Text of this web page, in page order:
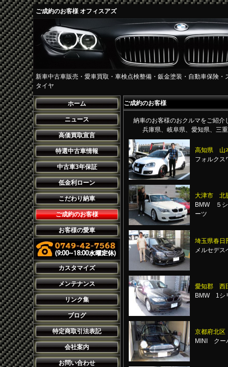
ご成約のお客様 オフィスアズ
新車中古車販売・愛車買取・車検点検整備・鈑金塗装・自動車保険
タイヤ
ホーム
ニュース
高価買取宣言
特選中古車情報
中古車3年保証
低金利ローン
こだわり納車
ご成約のお客様
お客様の愛車
カスタマイズ
メンテナンス
リンク集
ブログ
特定商取引法表記
会社案内
お問い合わせ
ご成約のお客様
納車のお客様のおクルマをご紹
兵庫県、岐阜県、愛知県、三
高知県 山
フォルク
大津市 北
BMW ５
ーツ
埼玉県春
メルセデ
愛知郡 西
BMW 1シ
京都府北
MINI ク